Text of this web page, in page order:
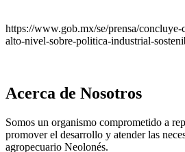
https://www.gob.mx/se/prensa/
alto-nivel-sobre-politica-industrial-
Acerca de Nosotros
Somos un organismo comprometido a
promover el desarrollo y atender las
agropecuario Neolonés.